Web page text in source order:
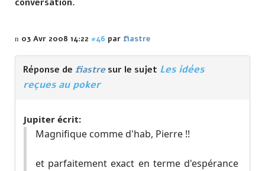
conversation.
03 Avr 2008 14:22 #46 par fiastre
Réponse de fiastresur le sujet Les idées
reçues au poker
Jupiter écrit:
Magnifique comme d'hab, Pierre !!
et parfaitement exact en terme d'espérance